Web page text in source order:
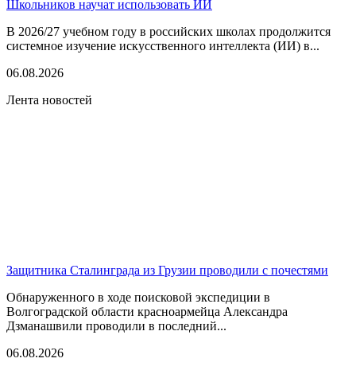
Школьников научат использовать ИИ
В 2026/27 учебном году в российских школах продолжится
системное изучение искусственного интеллекта (ИИ) в...
06.08.2026
Лента новостей
Защитника Сталинграда из Грузии проводили с почестями
Обнаруженного в ходе поисковой экспедиции в
Волгоградской области красноармейца Александра
Дзманашвили проводили в последний...
06.08.2026